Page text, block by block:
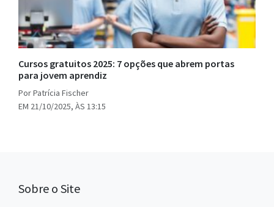
Cursos gratuitos 2025: 7 opções que abrem portas
para jovem aprendiz
Por Patrícia Fischer
EM 21/10/2025, ÀS 13:15
Sobre o Site